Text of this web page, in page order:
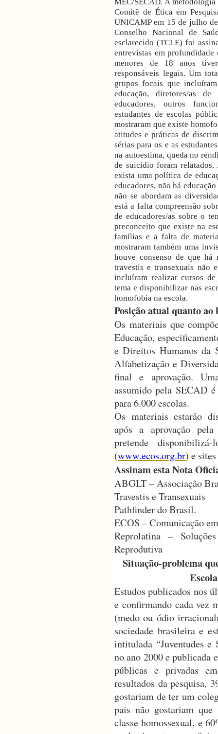
Comitê de Ética em
UNICAMP em 15 de julho
Conselho Nacional de
esclarecido (TCLE) foi
entrevistas em profundidade
menores de 18 anos
responsáveis legais. Um
grupos focais que
educação, diretores/as de
educadores, outros
estudantes de escolas
mostraram que existe
atitudes e práticas de
sérias para os e as
na autoestima, queda no
de suicídio foram relatados.
exista uma política de
educadores, não há
não se abordam as
está a falta compreensão
de educadores/as sobre o
preconceito que existe na
famílias e a falta de
mostraram também uma
houve consenso de que há
travestis e transexuais não
incluíram realizar cursos de
tema e disponibilizar nas
homofobia na escola.
Posição atual quanto
Os materiais que
Educação,
e Direitos Humanos da
Alfabetização e
final e aprovação.
assumido pela SECAD
para 6.000 escolas.
Os materiais estarão
após a aprovação
pretende
(www.ecos.org.br) e
Assinam esta Nota
ABGLT – Associação
Travestis e Transexuais
Pathfinder do Brasil.
ECOS – Comunicação
Reprolatina –
Reprodutiva
Situação-problema
Estudos publicados nos
e confirmando cada vez
(medo ou ódio
sociedade brasileira e
intitulada “Juventudes e
no ano 2000 e publicada
públicas e privadas
resultados da pesquisa,
gostariam de ter um
pais não gostariam
classe homossexual, e